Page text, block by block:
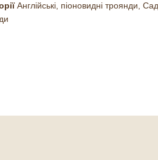
Англійські, піоновидні троянди